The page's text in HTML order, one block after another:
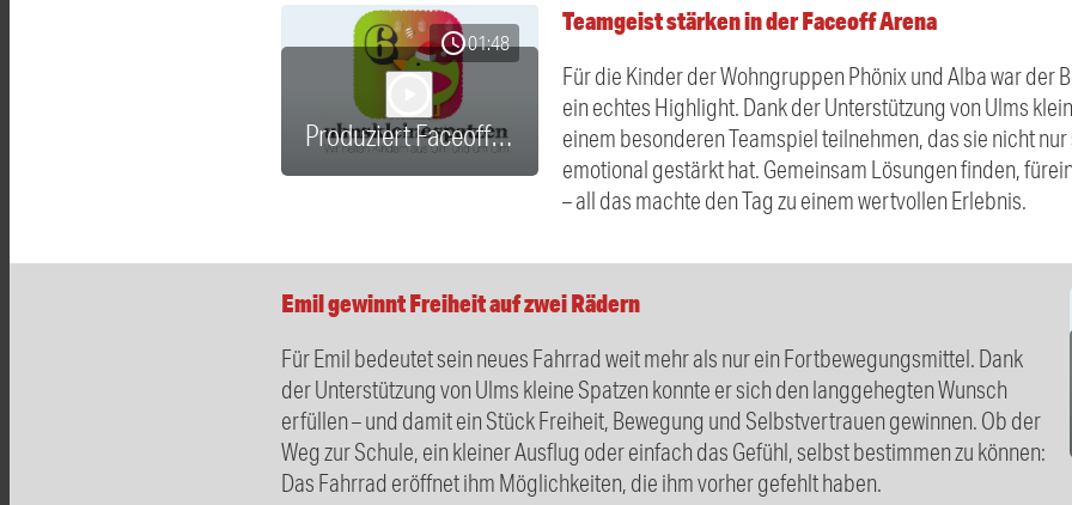
schedule01:48
Produziert Faceoff Arena 251206.mp3
Teamgeist stärken in der Faceoff Arena
Für die Kinder der Wohngruppen Phönix und Alba war der
ein echtes Highlight. Dank der Unterstützung von Ulms
einem besonderen Teamspiel teilnehmen, das sie nicht
emotional gestärkt hat. Gemeinsam Lösungen finden,
– all das machte den Tag zu einem wertvollen Erlebnis.
Emil gewinnt Freiheit auf zwei Rädern
Für Emil bedeutet sein neues Fahrrad weit mehr als nur ein Fortbewegungsmittel. Dank
der Unterstützung von Ulms kleine Spatzen konnte er sich den langgehegten Wunsch
erfüllen – und damit ein Stück Freiheit, Bewegung und Selbstvertrauen gewinnen. Ob der
Weg zur Schule, ein kleiner Ausflug oder einfach das Gefühl, selbst bestimmen zu können:
Das Fahrrad eröffnet ihm Möglichkeiten, die ihm vorher gefehlt haben.